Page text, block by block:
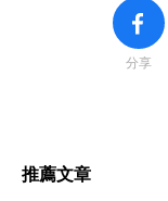
分享
推薦文章